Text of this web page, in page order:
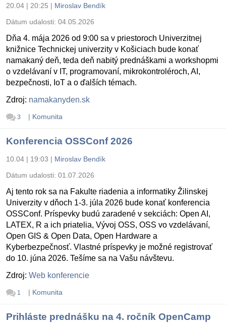
20.04 | 20:25 | Miroslav Bendík
Dátum udalosti: 04.05.2026
Dňa 4. mája 2026 od 9:00 sa v priestoroch Univerzitnej
knižnice Technickej univerzity v Košiciach bude konať
namakaný deň, teda deň nabitý prednáškami a workshopmi
o vzdelávaní v IT, programovaní, mikrokontroléroch, AI,
bezpečnosti, IoT a o ďalších témach.
Zdroj: namakanyden.sk
3 | Komunita
Konferencia OSSConf 2026
10.04 | 19:03 | Miroslav Bendík
Dátum udalosti: 01.07.2026
Aj tento rok sa na Fakulte riadenia a informatiky Žilinskej
Univerzity v dňoch 1-3. júla 2026 bude konať konferencia
OSSConf. Príspevky budú zaradené v sekciách: Open AI,
LATEX, R a ich priatelia, Vývoj OSS, OSS vo vzdelávaní,
Open GIS & Open Data, Open Hardware a
Kyberbezpečnosť. Vlastné príspevky je možné registrovať
do 10. júna 2026. Tešíme sa na Vašu návštevu.
Zdroj: Web konferencie
1 | Komunita
Prihláste prednášku na 4. ročník OpenCamp